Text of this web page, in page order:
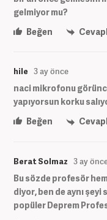
gelmiyor mu?
Beğen
hile 3 ay önce
naci mikrofonu
yapıyorsun korku
Beğen
Berat Solmaz 3 ay
Bu sözde profesör
diyor, ben de aynı
popüler Deprem